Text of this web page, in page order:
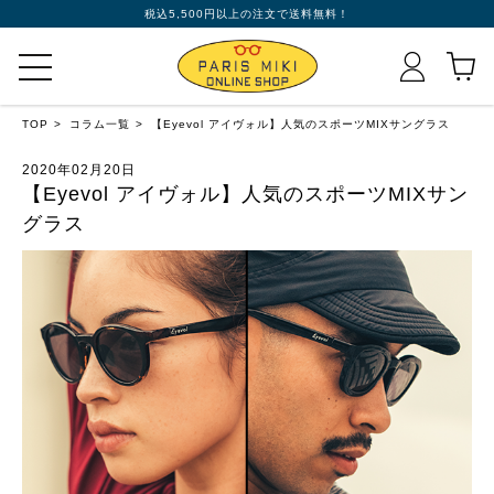
税込5,500円以上の注文で送料無料！
TOP コラム一覧 【Eyevol アイヴォル】人気のスポーツMIXサングラス
2020年02月20日
【Eyevol アイヴォル】人気のスポーツMIXサン
グラス